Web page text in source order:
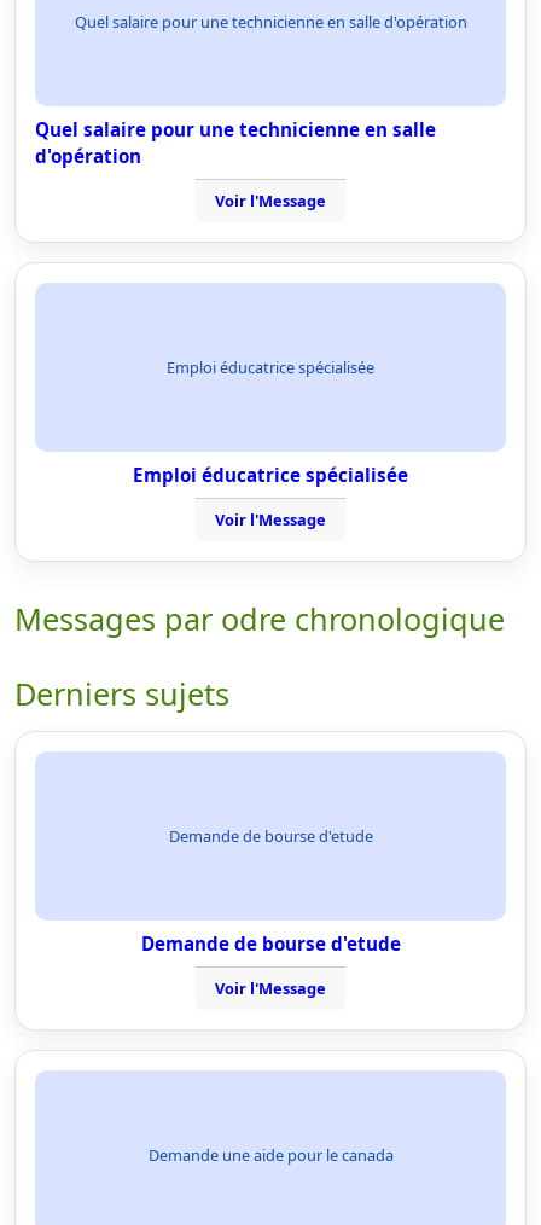
Quel salaire pour une technicienne en salle d'opération
Quel salaire pour une technicienne en salle
d'opération
Voir l'Message
Emploi éducatrice spécialisée
Emploi éducatrice spécialisée
Voir l'Message
Messages par odre chronologique
Derniers sujets
Demande de bourse d'etude
Demande de bourse d'etude
Voir l'Message
Demande une aide pour le canada